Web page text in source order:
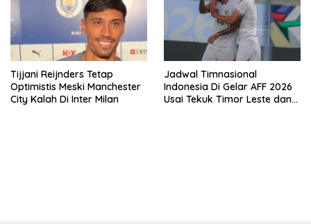
Tijjani Reijnders Tetap
Optimistis Meski Manchester
City Kalah Di Inter Milan
Jadwal Timnasional
Indonesia Di Gelar AFF 2026
Usai Tekuk Timor Leste dan